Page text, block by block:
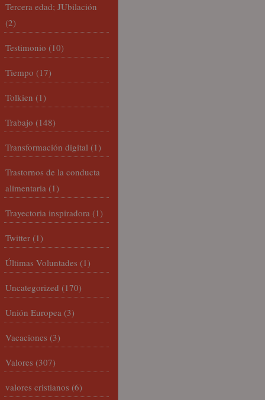
Tercera edad; JUbilación
(2)
Testimonio (10)
Tiempo (17)
Tolkien (1)
Trabajo (148)
Transformación digital (1)
Trastornos de la conducta
alimentaria (1)
Trayectoria inspiradora (1)
Twitter (1)
Últimas Voluntades (1)
Uncategorized (170)
Unión Europea (3)
Vacaciones (3)
Valores (307)
valores cristianos (6)